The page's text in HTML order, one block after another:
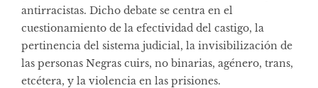
antirracistas. Dicho debate se centra en el
cuestionamiento de la efectividad del castigo, la
pertinencia del sistema judicial, la invisibilización de
las personas Negras cuirs, no binarias, agénero, trans,
etcétera, y la violencia en las prisiones.